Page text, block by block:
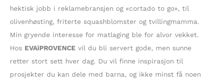
:hektisk jobb i reklamebransjen og «cortado to go», til
olivenhøsting, friterte squashblomster og tvillingmamma.
Min gryende interesse for matlaging ble for alvor vekket.
Hos EVAiPROVENCE vil du bli servert gode, men sunne
retter stort sett hver dag. Du vil finne inspirasjon til
prosjekter du kan dele med barna, og ikke minst få noen